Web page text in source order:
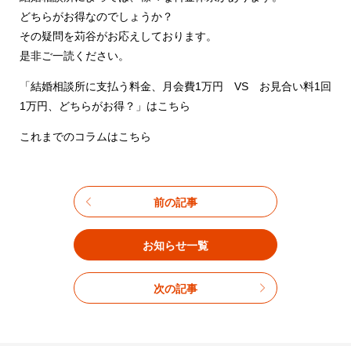
どちらがお得なのでしょうか？
その疑問を苅谷がお応えしております。
是非ご一読ください。
「結婚相談所に支払う料金、月会費1万円 VS お見合い料1回
1万円、どちらがお得？」はこちら
これまでのコラムはこちら
前の記事
お知らせ一覧
次の記事